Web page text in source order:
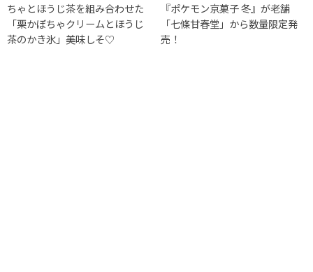
ちゃとほうじ茶を組み合わせた
「栗かぼちゃクリームとほうじ
茶のかき氷」美味しそ♡
『ポケモン京菓子 冬』が老舗
「七條甘春堂」から数量限定発
売！